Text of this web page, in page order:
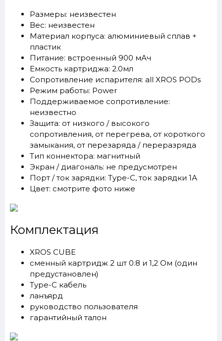
Размеры: неизвестен
Вес: неизвестен
Материал корпуса: алюминиевый сплав +
пластик
Питание: встроенный 900 мАч
Емкость картриджа: 2.0мл
Сопротивление испарителя: all XROS PODs
Режим работы: Power
Поддерживаемое сопротивление:
неизвестно
Защита: от низкого / высокого
сопротивления, от перегрева, от короткого
замыкания, от перезаряда / переразряда
Тип коннектора: магнитный
Экран / диагональ: не предусмотрен
Порт / ток зарядки: Type-C, ток зарядки 1А
Цвет: смотрите фото ниже
Комплектация
XROS CUBE
сменный картридж 2 шт 0.8 и 1,2 Ом (один
предустановлен)
Type-C кабель
ланъярд
руководство пользователя
гарантийный талон